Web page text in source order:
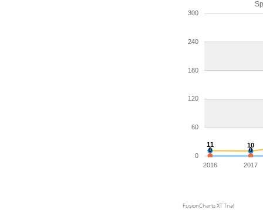
0
60
120
180
240
300
2016 2017
11 10
0 0
FusionCharts XT Trial